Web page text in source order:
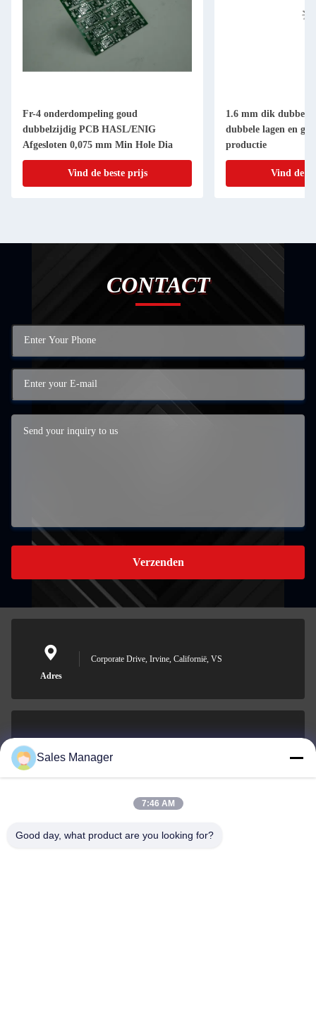
Fr-4 onderdompeling goud
dubbelzijdig PCB HASL/ENIG
Afgesloten 0,075 mm Min Hole Dia
Vind de beste prijs
1.6 mm dik
dubbele lagen en
productie
Vind de
CONTACT
Verzenden
Adres
Corporate Drive, Irvine, Californië, VS
001-512-7443871
Sales Manager
7:46 AM
Good day, what product are you looking for?